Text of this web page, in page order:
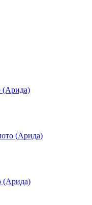
(Арида)
(Арида)
(Арида)